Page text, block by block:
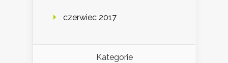
czerwiec 2017
Kategorie